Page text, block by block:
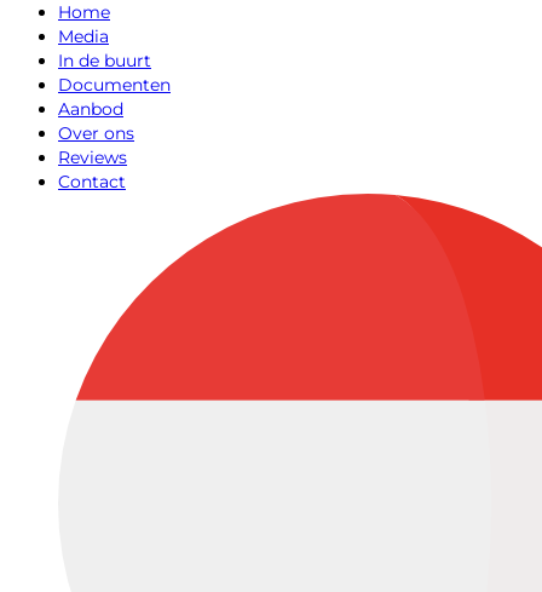
Home
Media
In de buurt
Documenten
Aanbod
Over ons
Reviews
Contact